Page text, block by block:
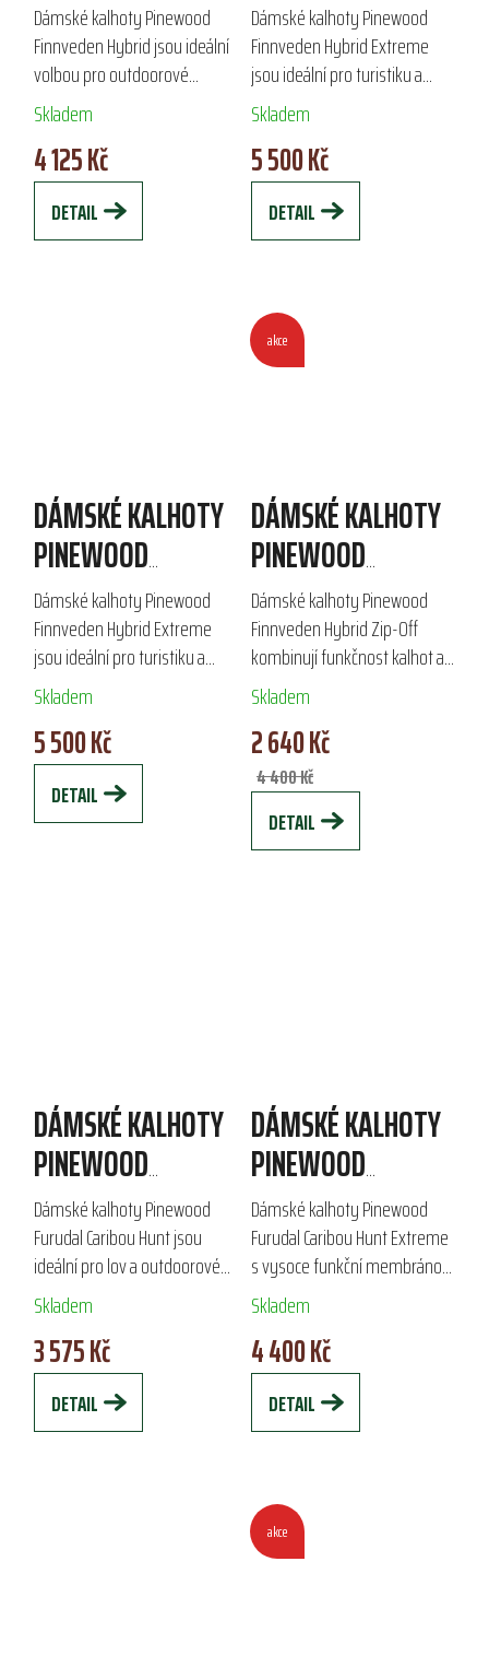
FINNVEDEN HYBRID
Dámské kalhoty Pinewood
Finnveden Hybrid jsou ideální
volbou pro outdoorové
aktivity a lov. Vyrobené z
kvalitního strečového
materiálu, nabízejí pohodlí a
volnost pohybu. S...
Skladem
4 125 Kč
DETAIL
FINNVEDEN HYBRID
EXTREME
Dámské kalhoty Pinewood
Finnveden Hybrid Extreme
jsou ideální pro turistiku a
outdoorové aktivity v
náročných podmínkách. Díky
strečovému materiálu,
voděodolnosti,...
Skladem
5 500 Kč
DETAIL
DÁMSKÉ KALHOTY
PINEWOOD
FINNVEDEN HYBRID
EXTREME
Dámské kalhoty Pinewood
Finnveden Hybrid Extreme
jsou ideální pro turistiku a
outdoorové aktivity. Vyrobené
z kvalitní směsi polyesteru,
bavlny a elastanu, poskytují...
Skladem
5 500 Kč
DETAIL
akce
DÁMSKÉ KALHOTY
PINEWOOD
FINNVEDEN HYBRID
ZIP-OFF
Dámské kalhoty Pinewood
Finnveden Hybrid Zip-Off
kombinují funkčnost kalhot a
kraťasů v jednom.
Impregnované pro ochranu
před deštěm a rosou, jejich
vysoká prodyšnost a UV...
Skladem
2 640 Kč
4 400 Kč
DETAIL
DÁMSKÉ KALHOTY
PINEWOOD
FURUDAL CARIBOU
HUNT
Dámské kalhoty Pinewood
Furudal Caribou Hunt jsou
ideální pro lov a outdoorové
aktivity. Vyrobeny z kvalitního
materiálu s technologií Bionic
Finish® Eco, poskytují
odolnost...
Skladem
3 575 Kč
DETAIL
DÁMSKÉ KALHOTY
PINEWOOD
FURUDAL CARIBOU
HUNT EXTREME
Dámské kalhoty Pinewood
Furudal Caribou Hunt Extreme
s vysoce funkční membránou
a propracovaným střihem
jsou skvělou volbou pro lov a
outdoorové aktivity.
Voděodolné zipy a...
Skladem
4 400 Kč
DETAIL
akce